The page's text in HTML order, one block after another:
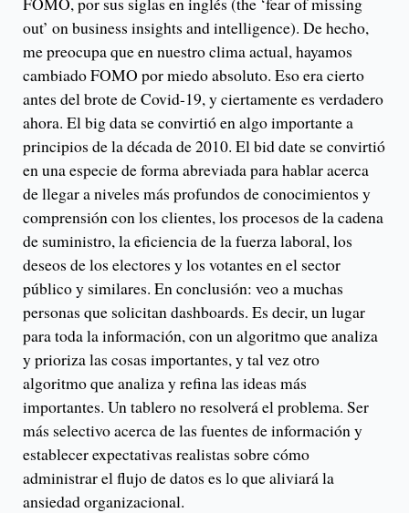
out’ on business insights and intelligence). De hecho,
me preocupa que en nuestro clima actual, hayamos
cambiado FOMO por miedo absoluto. Eso era cierto
antes del brote de Covid-19, y ciertamente es verdadero
ahora. El big data se convirtió en algo importante a
principios de la década de 2010. El bid date se convirtió
en una especie de forma abreviada para hablar acerca
de llegar a niveles más profundos de conocimientos y
comprensión con los clientes, los procesos de la cadena
de suministro, la eficiencia de la fuerza laboral, los
deseos de los electores y los votantes en el sector
público y similares. En conclusión: veo a muchas
personas que solicitan dashboards. Es decir, un lugar
para toda la información, con un algoritmo que analiza
y prioriza las cosas importantes, y tal vez otro
algoritmo que analiza y refina las ideas más
importantes. Un tablero no resolverá el problema. Ser
más selectivo acerca de las fuentes de información y
establecer expectativas realistas sobre cómo
administrar el flujo de datos es lo que aliviará la
ansiedad organizacional.